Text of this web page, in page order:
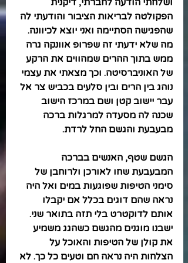
הפקולטה לבריאות הציבור והודעתי לה
שהפגישה הסתיימה ואני יוצא לכיוונה.
מה שלא ידעתי זה שפרופ אוונקה גרה
ממש בתוך ההרים שמהווים את הרקע
של האוניברסיטה. וכך מצאתי את עצמי
נוהג בין הרים ובין סלעים בכביש צר אל
עבר יישוב קטן ושם במרכז הישוב
שכנה לה מסעדה למרגלות ברכה
מבעבעת והגשם החל לרדת.
הגשם שטף, האנשים בברכה
המבעבעת שחו לאורכן ולרוחבן של
סימני הטיפות שפוגעות במים ואל היה
נראה שהם דוגים בכלל אם יקבלו
אותם לדוקטרט בלי תזה בתואר שני.
ישבנו מוגנים מהגשם כשהגג משמיע
את קולן של הטיפות והאוכל על
הצלחות היה נראה חם וטעים כל כך. לא